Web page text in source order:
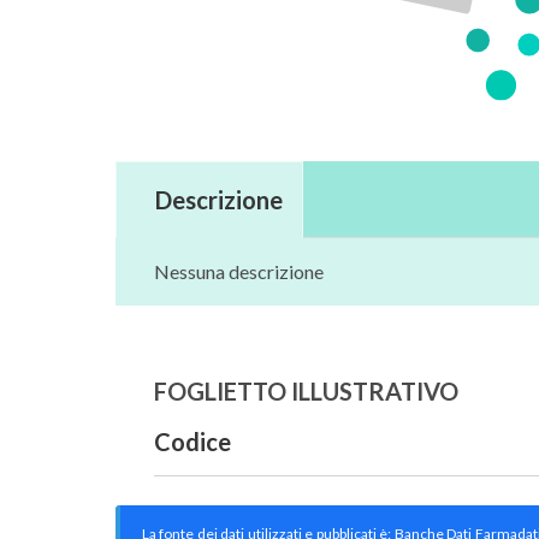
Descrizione
Nessuna descrizione
FOGLIETTO ILLUSTRATIVO
Codice
La fonte dei dati utilizzati e pubblicati è: Banche Dati